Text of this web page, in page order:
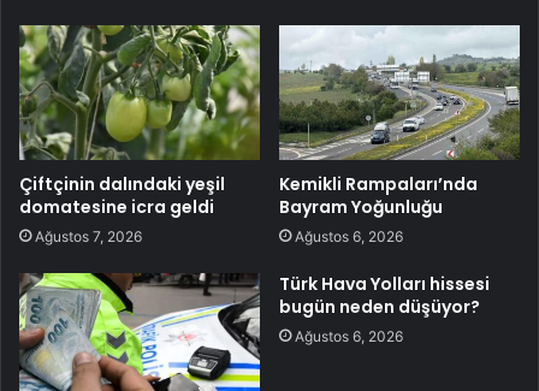
Çiftçinin dalındaki yeşil
domatesine icra geldi
Ağustos 7, 2026
Kemikli Rampaları’nda
Bayram Yoğunluğu
Ağustos 6, 2026
Türk Hava Yolları hissesi
bugün neden düşüyor?
Ağustos 6, 2026